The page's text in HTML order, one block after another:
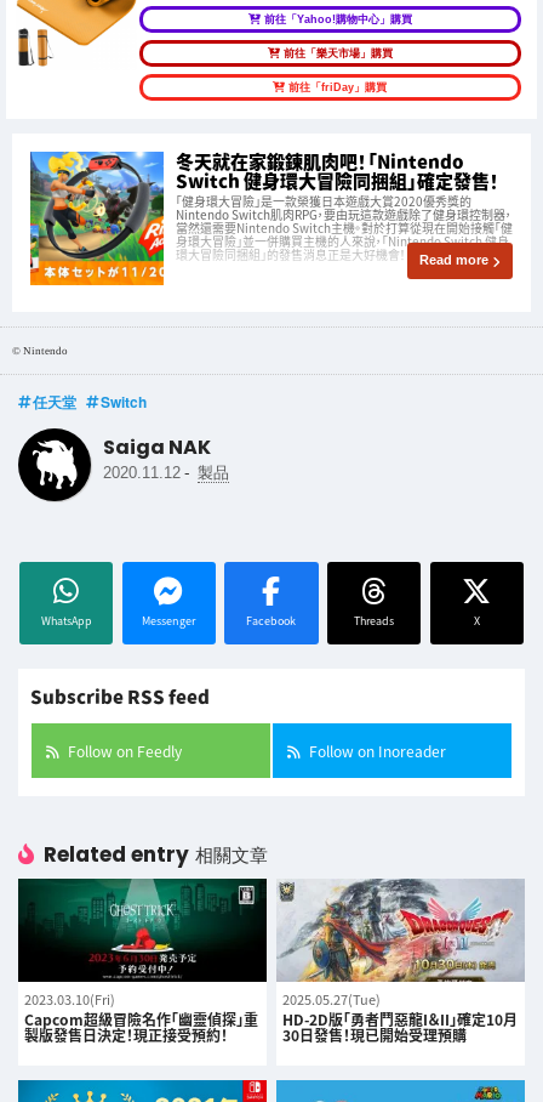
前往「Yahoo!購物中心」購買
前往「樂天市場」購買
前往「friDay」購買
冬天就在家鍛鍊肌肉吧！「Nintendo
Switch 健身環大冒險同捆組」確定發售！
「健身環大冒險」是一款榮獲日本遊戲大賞2020優秀獎的
Nintendo Switch肌肉RPG，要由玩這款遊戲除了健身環控制器，
當然還需要Nintendo Switch主機。對於打算從現在開始接觸「健
身環大冒險」並一併購買主機的人來說，「Nintendo Switch 健身
環大冒險同捆組」的發售消息正是大好機會！ Read more
© Nintendo
任天堂 Switch
Saiga NAK
2020.11.12 - 製品
WhatsApp Messenger Facebook Threads X
Subscribe RSS feed
Follow on Feedly Follow on Inoreader
Related entry 相關文章
2023.03.10(Fri)
Capcom超級冒險名作「幽靈偵探」重
製版發售日決定！現正接受預約！
2025.05.27(Tue)
HD-2D版「勇者鬥惡龍I＆II」確定10月
30日發售！現已開始受理預購